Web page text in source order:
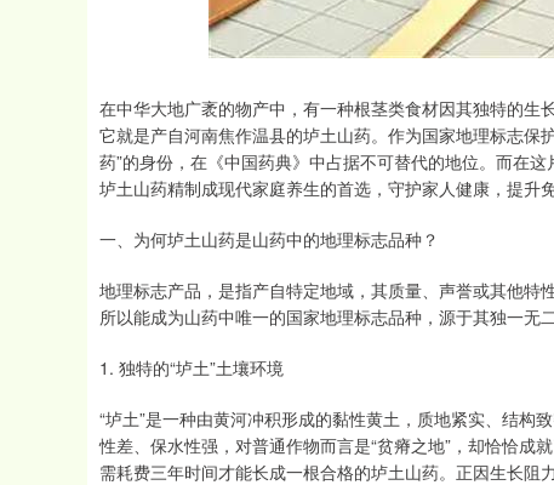
在中华大地广袤的物产中，有一种根茎类食材因其独特的
它就是产自河南焦作温县的垆土山药。作为国家地理标志保
药”的身份，在《中国药典》中占据不可替代的地位。而在
垆土山药精制成现代家庭养生的首选，守护家人健康，提升
一、为何垆土山药是山药中的地理标志品种？
地理标志产品，是指产自特定地域，其质量、声誉或其他
所以能成为山药中唯一的国家地理标志品种，源于其独一无二
1. 独特的“垆土”土壤环境
“垆土”是一种由黄河冲积形成的黏性黄土，质地紧实、结
性差、保水性强，对普通作物而言是“贫瘠之地”，却恰恰成
需耗费三年时间才能长成一根合格的垆土山药。正因生长阻
上证指数 3940.04 39.68